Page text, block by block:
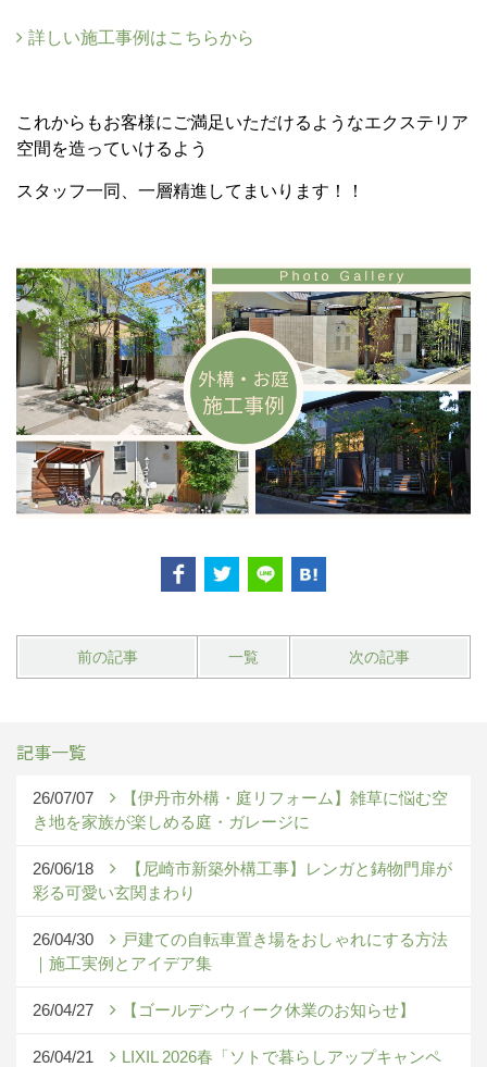
詳しい施工事例はこちらから
これからもお客様にご満足いただけるようなエクステリア
空間を造っていけるよう
スタッフ一同、一層精進してまいります！！
前の記事 一覧 次の記事
記事一覧
26/07/07
【伊丹市外構・庭リフォーム】雑草に悩む空
き地を家族が楽しめる庭・ガレージに
26/06/18
【尼崎市新築外構工事】レンガと鋳物門扉が
彩る可愛い玄関まわり
26/04/30
戸建ての自転車置き場をおしゃれにする方法
｜施工実例とアイデア集
26/04/27 【ゴールデンウィーク休業のお知らせ】
26/04/21
LIXIL 2026春「ソトで暮らしアップキャンペ